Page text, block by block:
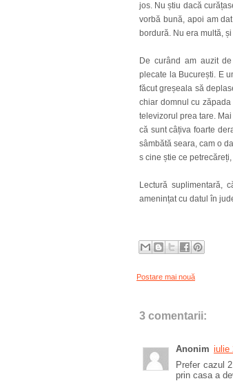
jos. Nu știu dacă
vorbă bună, apoi am
bordură. Nu era multă,
De curând am auzit
plecate la București. E
făcut greșeala să
chiar domnul cu
televizorul prea tare.
că sunt câțiva foarte
sâmbătă seara, cam o
s cine știe ce
Lectură suplimentară,
amenințat cu datul în
Postare mai nouă
3 comentarii:
Anonim iulie
Prefer cazul
prin casa a